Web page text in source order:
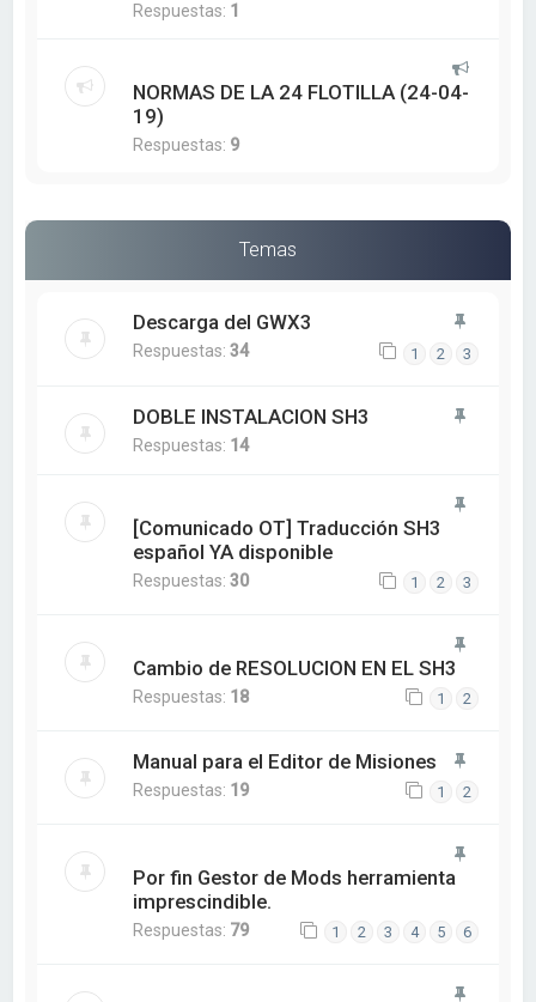
Respuestas: 1
NORMAS DE LA 24 FLOTILLA (24-04-
19)
Respuestas: 9
Temas
Descarga del GWX3
Respuestas:34 1 2 3
DOBLE INSTALACION SH3
Respuestas: 14
[Comunicado OT] Traducción SH3
español YA disponible
Respuestas:30 1 2 3
Cambio de RESOLUCION EN EL SH3
Respuestas: 18 1 2
Manual para el Editor de Misiones
Respuestas: 19 1 2
Por fin Gestor de Mods herramienta
imprescindible.
Respuestas: 79 1 2 3 4 5 6